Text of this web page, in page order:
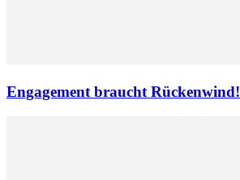
Engagement braucht Rückenwind!